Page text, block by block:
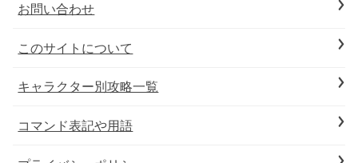
お問い合わせ
このサイトについて
キャラクター別攻略一覧
コマンド表記や用語